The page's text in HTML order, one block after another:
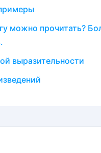
можно прочитать?
выразительности